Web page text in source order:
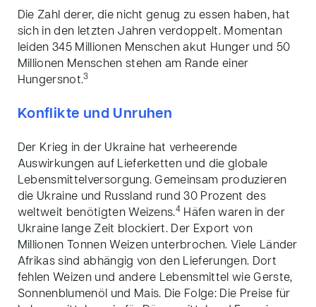
Die Zahl derer, die nicht genug zu essen haben, hat
sich in den letzten Jahren verdoppelt. Momentan
leiden 345 Millionen Menschen akut Hunger und 50
Millionen Menschen stehen am Rande einer
Hungersnot.3
Konflikte und Unruhen
Der Krieg in der Ukraine hat verheerende
Auswirkungen auf Lieferketten und die globale
Lebensmittelversorgung. Gemeinsam produzieren
die Ukraine und Russland rund 30 Prozent des
weltweit benötigten Weizens.4 Häfen waren in der
Ukraine lange Zeit blockiert. Der Export von
Millionen Tonnen Weizen unterbrochen. Viele Länder
Afrikas sind abhängig von den Lieferungen. Dort
fehlen Weizen und andere Lebensmittel wie Gerste,
Sonnenblumenöl und Mais. Die Folge: Die Preise für